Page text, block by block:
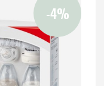
Huonekalut &